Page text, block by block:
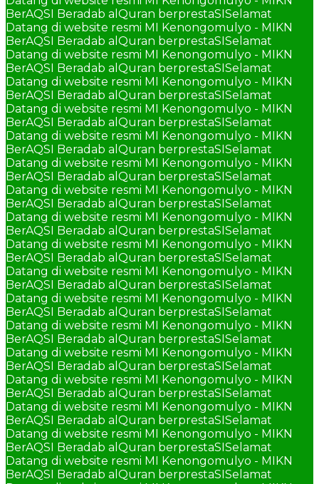
BerAQSI Beradab alQuran berprestaSISelamat
Datang di website resmi MI Kenongomulyo - MIKN
BerAQSI Beradab alQuran berprestaSISelamat
Datang di website resmi MI Kenongomulyo - MIKN
BerAQSI Beradab alQuran berprestaSISelamat
Datang di website resmi MI Kenongomulyo - MIKN
BerAQSI Beradab alQuran berprestaSISelamat
Datang di website resmi MI Kenongomulyo - MIKN
BerAQSI Beradab alQuran berprestaSISelamat
Datang di website resmi MI Kenongomulyo - MIKN
BerAQSI Beradab alQuran berprestaSISelamat
Datang di website resmi MI Kenongomulyo - MIKN
BerAQSI Beradab alQuran berprestaSISelamat
Datang di website resmi MI Kenongomulyo - MIKN
BerAQSI Beradab alQuran berprestaSISelamat
Datang di website resmi MI Kenongomulyo - MIKN
BerAQSI Beradab alQuran berprestaSISelamat
Datang di website resmi MI Kenongomulyo - MIKN
BerAQSI Beradab alQuran berprestaSISelamat
Datang di website resmi MI Kenongomulyo - MIKN
BerAQSI Beradab alQuran berprestaSISelamat
Datang di website resmi MI Kenongomulyo - MIKN
BerAQSI Beradab alQuran berprestaSISelamat
Datang di website resmi MI Kenongomulyo - MIKN
BerAQSI Beradab alQuran berprestaSISelamat
Datang di website resmi MI Kenongomulyo - MIKN
BerAQSI Beradab alQuran berprestaSISelamat
Datang di website resmi MI Kenongomulyo - MIKN
BerAQSI Beradab alQuran berprestaSISelamat
Datang di website resmi MI Kenongomulyo - MIKN
BerAQSI Beradab alQuran berprestaSISelamat
Datang di website resmi MI Kenongomulyo - MIKN
BerAQSI Beradab alQuran berprestaSISelamat
Datang di website resmi MI Kenongomulyo - MIKN
BerAQSI Beradab alQuran berprestaSISelamat